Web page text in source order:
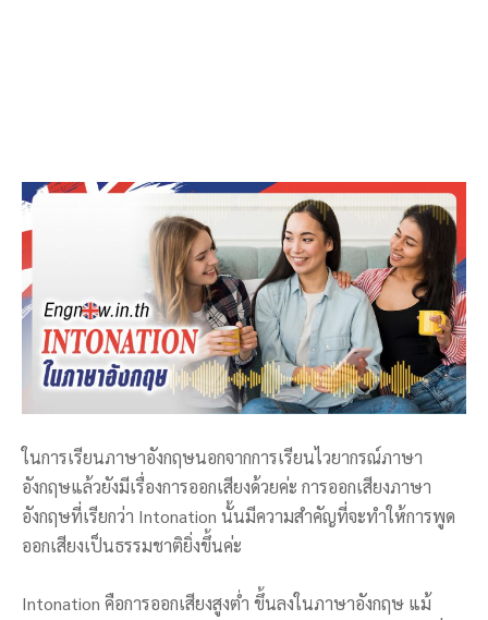
ในการเรียนภาษาอังกฤษนอกจากการเรียนไวยากรณ์ภาษา
อังกฤษแล้วยังมีเรื่องการออกเสียงด้วยค่ะ การออกเสียงภาษา
อังกฤษที่เรียกว่า Intonation นั้นมีความสำคัญที่จะทำให้การพูด
ออกเสียงเป็นธรรมชาติยิ่งขึ้นค่ะ
Intonation คือการออกเสียงสูงต่ำ ขึ้นลงในภาษาอังกฤษ แม้